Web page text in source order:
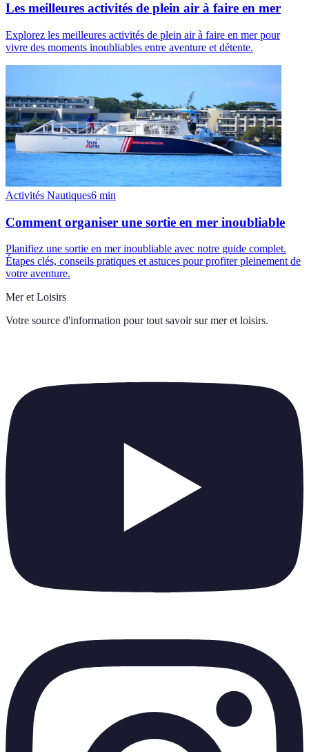
Les meilleures activités de plein air à faire en mer
Explorez les meilleures activités de plein air à faire en mer pour
vivre des moments inoubliables entre aventure et détente.
Activités Nautiques6 min
Comment organiser une sortie en mer inoubliable
Planifiez une sortie en mer inoubliable avec notre guide complet.
Étapes clés, conseils pratiques et astuces pour profiter pleinement de
votre aventure.
Mer et Loisirs
Votre source d'information pour tout savoir sur mer et loisirs.